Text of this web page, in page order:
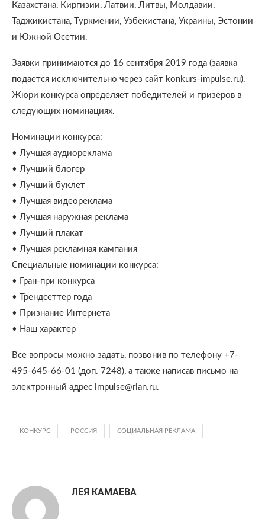
Казахстана, Киргизии, Латвии, Литвы, Молдавии,
Таджикистана, Туркмении, Узбекистана, Украины, Эстонии
и Южной Осетии.
Заявки принимаются до 16 сентября 2019 года (заявка
подается исключительно через сайт konkurs-impulse.ru).
Жюри конкурса определяет победителей и призеров в
следующих номинациях.
Номинации конкурса:
• Лучшая аудиореклама
• Лучший блогер
• Лучший буклет
• Лучшая видеореклама
• Лучшая наружная реклама
• Лучший плакат
• Лучшая рекламная кампания
Специальные номинации конкурса:
• Гран-при конкурса
• Трендсеттер года
• Признание Интернета
• Наш характер
Все вопросы можно задать, позвонив по телефону +7-
495-645-66-01 (доп. 7248), а также написав письмо на
электронный адрес impulse@rian.ru.
КОНКУРС РОССИЯ СОЦИАЛЬНАЯ РЕКЛАМА
ЛЕЯ КАМАЕВА